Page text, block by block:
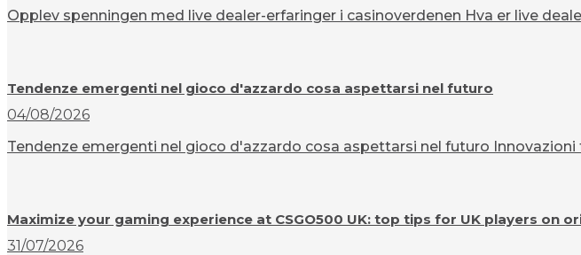
Opplev spenningen med live dealer-erfaringer i casinoverdenen Hva er live
Tendenze emergenti nel gioco d'azzardo cosa aspettarsi nel futuro
04/08/2026
Tendenze emergenti nel gioco d'azzardo cosa aspettarsi nel futuro Innovazioni
Maximize your gaming experience at CSGO500 UK: top tips for UK players on
31/07/2026